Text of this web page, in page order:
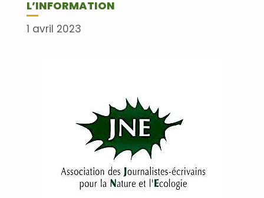
L’INFORMATION
1 avril 2023